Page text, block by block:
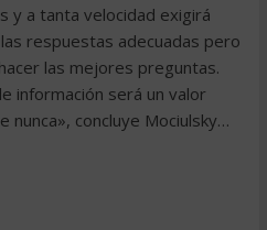
y a tanta velocidad exigirá
respuestas adecuadas pero
las mejores preguntas.
información será un valor
nunca», concluye Mociulsky…